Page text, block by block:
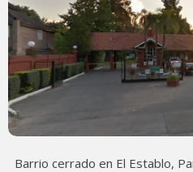
Barrio cerrado en El Establo,